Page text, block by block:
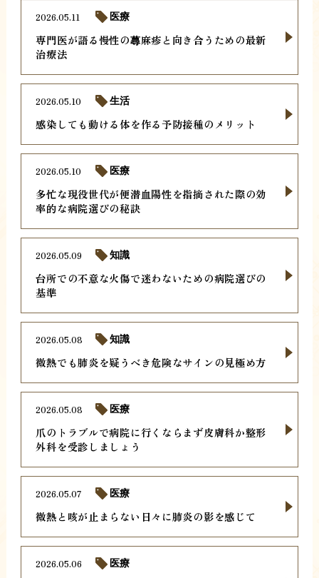
専門医が語る慢性の蕁麻疹と向き合うための最新
治療法
2026.05.11 医療
感染しても動ける体を作る予防接種のメリット
2026.05.10 生活
多忙な現役世代が便潜血陽性を指摘された際の効
率的な病院選びの秘訣
2026.05.10 医療
台所での不意な火傷で迷わないための病院選びの
基準
2026.05.09 知識
微熱でも肺炎を疑うべき危険なサインの見極め方
2026.05.08 知識
爪のトラブルで病院に行くならまず皮膚科か整形
外科を受診しましょう
2026.05.08 医療
微熱と咳が止まらない日々に肺炎の影を感じて
2026.05.07 医療
2026.05.06 医療